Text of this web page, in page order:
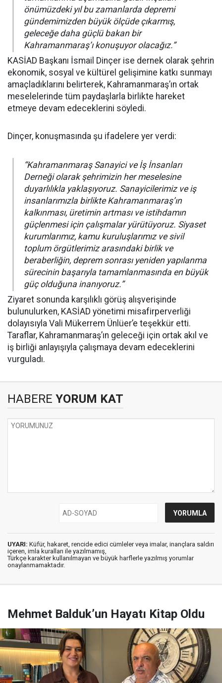
önümüzdeki yıl bu zamanlarda depremi
gündemimizden büyük ölçüde çıkarmış,
geleceğe daha güçlü bakan bir
Kahramanmaraş’ı konuşuyor olacağız.”
KASİAD Başkanı İsmail Dinçer ise dernek olarak şehrin
ekonomik, sosyal ve kültürel gelişimine katkı sunmayı
amaçladıklarını belirterek, Kahramanmaraş’ın ortak
meselelerinde tüm paydaşlarla birlikte hareket
etmeye devam edeceklerini söyledi.
Dinçer, konuşmasında şu ifadelere yer verdi:
“Kahramanmaraş Sanayici ve İş İnsanları
Derneği olarak şehrimizin her meselesine
duyarlılıkla yaklaşıyoruz. Sanayicilerimiz ve iş
insanlarımızla birlikte Kahramanmaraş’ın
kalkınması, üretimin artması ve istihdamın
güçlenmesi için çalışmalar yürütüyoruz. Siyaset
kurumlarımız, kamu kuruluşlarımız ve sivil
toplum örgütlerimiz arasındaki birlik ve
beraberliğin, deprem sonrası yeniden yapılanma
sürecinin başarıyla tamamlanmasında en büyük
güç olduğuna inanıyoruz.”
Ziyaret sonunda karşılıklı görüş alışverişinde
bulunulurken, KASİAD yönetimi misafirperverliği
dolayısıyla Vali Mükerrem Ünlüer’e teşekkür etti.
Taraflar, Kahramanmaraş’ın geleceği için ortak akıl ve
iş birliği anlayışıyla çalışmaya devam edeceklerini
vurguladı.
HABERE YORUM KAT
UYARI: Küfür, hakaret, rencide edici cümleler veya imalar, inançlara saldırı
içeren, imla kuralları ile yazılmamış,
Türkçe karakter kullanılmayan ve büyük harflerle yazılmış yorumlar
onaylanmamaktadır.
Mehmet Balduk’un Hayatı Kitap Oldu